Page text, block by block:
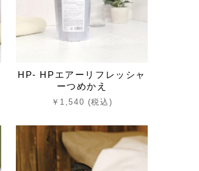
HP- HPエアーリフレッシャ
ーつめかえ
￥1,540 (税込)